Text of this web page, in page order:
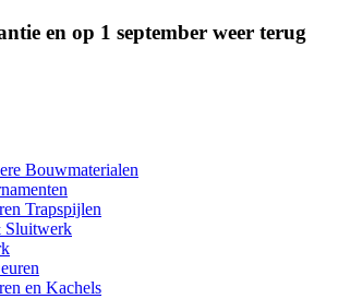
en op 1 september weer terug
Bouwmaterialen
Trapspijlen
Sluitwerk
en Kachels